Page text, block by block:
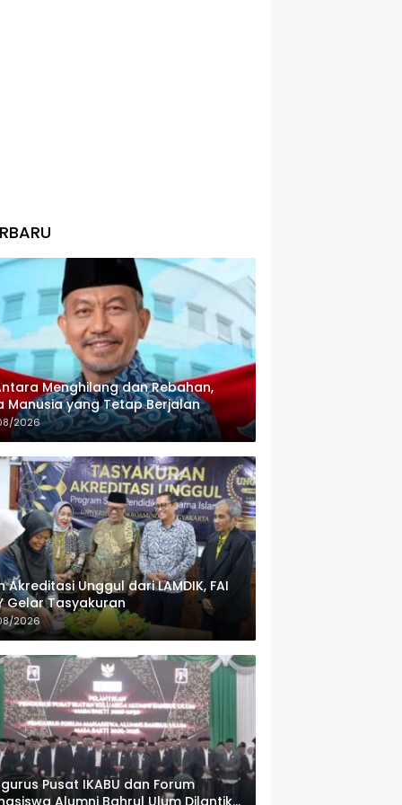
Menghilang dan Rebahan,
Manusia yang Tetap Berjalan
2026
Akreditasi Unggul dari LAMDIK, FAI
Gelar Tasyakuran
2026
Pusat IKABU dan Forum
Alumni Bahrul Ulum Dilantik,